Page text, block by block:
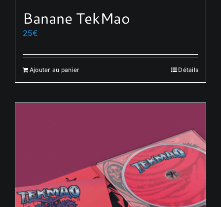
Banane TekMao
25€
Ajouter au panier Détails